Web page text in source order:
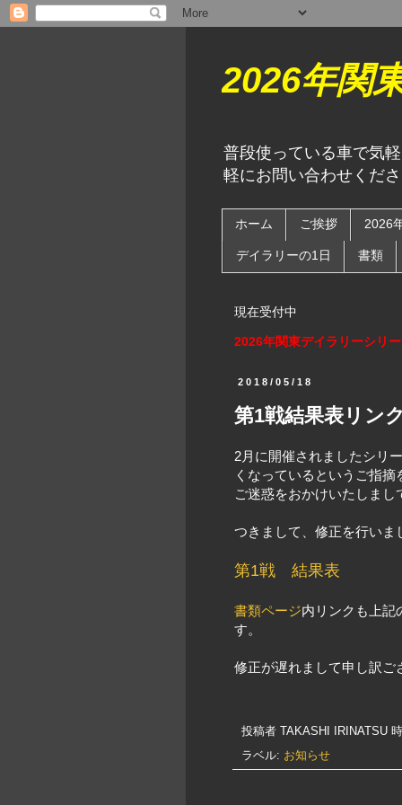
2026年関
普段使っている車で気
軽にお問い合わせくだ
ホーム ご挨拶 2026
デイラリーの1日 書類
現在受付中
2026年関東デイラリーシリ
2018/05/18
第1戦結果表リン
2月に開催されましたシリ
くなっているというご指
ご迷惑をおかけいたしま
つきまして、修正を行いま
第1戦 結果表
書類ページ内リンクも上記
す。
修正が遅れまして申し訳ご
投稿者 TAKASHI IRINATSU
ラベル: お知らせ